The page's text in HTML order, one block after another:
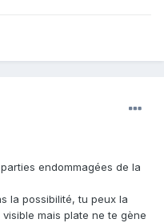
endommagées de la
la possibilité, tu peux la
mais plate ne te gène